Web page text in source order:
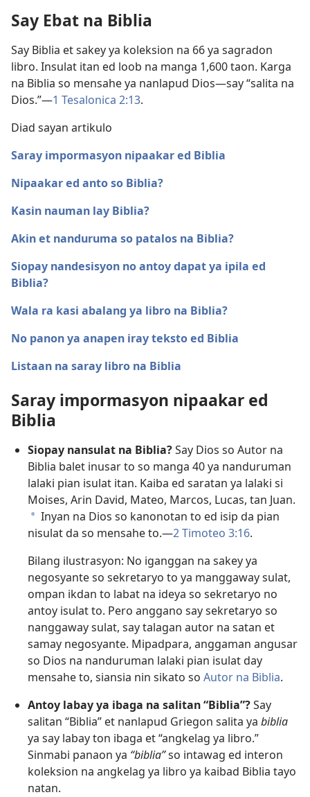
Say Ebat na Biblia
Say Biblia et sakey ya koleksion na 66 ya sagradon
libro. Insulat itan ed loob na manga 1,600 taon. Karga
na Biblia so mensahe ya nanlapud Dios​—say “salita na
Dios.”​—1 Tesalonica 2:13.
Diad sayan artikulo
Saray impormasyon nipaakar ed Biblia
Nipaakar ed anto so Biblia?
Kasin nauman lay Biblia?
Akin et nanduruma so patalos na Biblia?
Siopay nandesisyon no antoy dapat ya ipila ed
Biblia?
Wala ra kasi abalang ya libro na Biblia?
No panon ya anapen iray teksto ed Biblia
Listaan na saray libro na Biblia
Saray impormasyon nipaakar ed
Biblia
Siopay nansulat na Biblia?Say Dios so Autor na
Biblia balet inusar to so manga 40 ya nanduruman
lalaki pian isulat itan. Kaiba ed saratan ya lalaki si
Moises, Arin David, Mateo, Marcos, Lucas, tan Juan.
a Inyan na Dios so kanonotan to ed isip da pian
nisulat da so mensahe to.​—2 Timoteo 3:16.
Bilang ilustrasyon: No iganggan na sakey ya
negosyante so sekretaryo to ya manggaway sulat,
ompan ikdan to labat na ideya so sekretaryo no
antoy isulat to. Pero anggano say sekretaryo so
nanggaway sulat, say talagan autor na satan et
samay negosyante. Mipadpara, anggaman angusar
so Dios na nanduruman lalaki pian isulat day
mensahe to, siansia nin sikato so Autor na Biblia.
Antoy labay ya ibaga na salitan “Biblia”?Say
salitan “Biblia” et nanlapud Griegon salita ya biblia
ya say labay ton ibaga et “angkelag ya libro.”
Sinmabi panaon ya “biblia”so intawag ed interon
koleksion na angkelag ya libro ya kaibad Biblia tayo
natan.